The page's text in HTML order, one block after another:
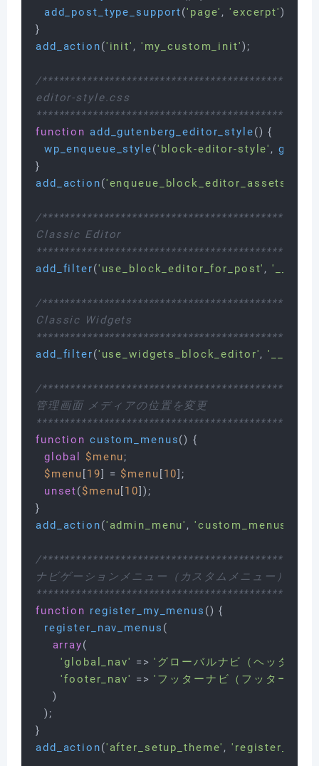
add_post_type_support('page' , 'excerpt');
add_action('init' , 'my_custom_init');
/
editor-style.css
function add_gutenberg_editor_style() {
wp_enqueue_style('block-editor-style' ,
add_action('enqueue_block_editor_assets'
/
Classic Editor
add_filter('use_block_editor_for_post' ,
/
Classic Widgets
add_filter('use_widgets_block_editor',
/
管理画面 メディアの位置を変更
function custom_menus() {
global
$menu;
$menu [19] = $menu [10];
unset($menu[10]);
add_action('admin_menu' , 'custom_menus'
/
ナビゲーションメニュー（カスタムメニュー）
function register_my_menus () {
register_nav_menus (
array(
'global_nav' => 'グローバルナビ（ヘッダー領
'footer_nav' => 'フッターナビ（フッター領域
    )
  );
add_action('after_setup_theme' ,